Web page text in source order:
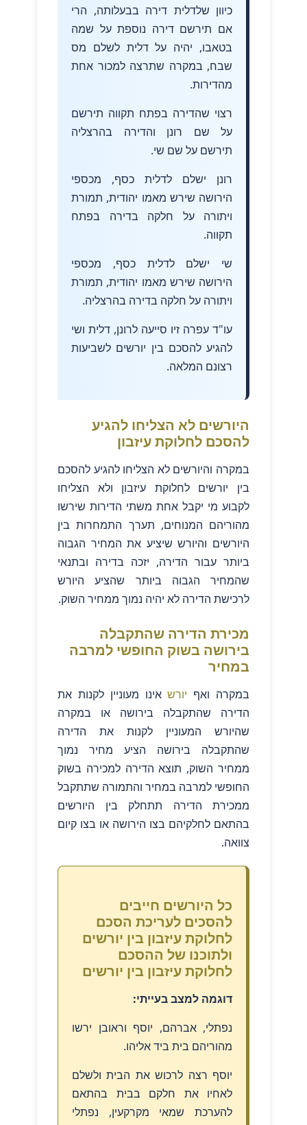
כיוון שלדלית דירה בבעלותה, הרי
אם תירשם דירה נוספת על שמה
בטאבו, יהיה על דלית לשלם מס
שבח, במקרה שתרצה למכור אחת
מהדירות.
רצוי שהדירה בפתח תקווה תירשם
על שם רונן והדירה בהרצליה
תירשם על שם שי.
רונן ישלם לדלית כסף, מכספי
הירושה שירש מאמו יהודית, תמורת
ויתורה על חלקה בדירה בפתח
תקווה.
שי ישלם לדלית כסף, מכספי
הירושה שירש מאמו יהודית, תמורת
ויתורה על חלקה בדירה בהרצליה.
עו"ד עפרה זיו סייעה לרונן, דלית ושי
להגיע להסכם בין יורשים לשביעות
רצונם המלאה.
היורשים לא הצליחו להגיע
להסכם לחלוקת עיזבון
במקרה והיורשים לא הצליחו להגיע להסכם
בין יורשים לחלוקת עיזבון ולא הצליחו
לקבוע מי יקבל אחת משתי הדירות שירשו
מהוריהם המנוחים, תערך התמחרות בין
היורשים והיורש שיציע את המחיר הגבוה
ביותר עבור הדירה, יזכה בדירה ובתנאי
שהמחיר הגבוה ביותר שהציע היורש
לרכישת הדירה לא יהיה נמוך ממחיר השוק.
מכירת הדירה שהתקבלה
בירושה בשוק החופשי למרבה
במחיר
במקרה ואף יורשאינו מעוניין לקנות את
הדירה שהתקבלה בירושה או במקרה
שהיורש המעוניין לקנות את הדירה
שהתקבלה בירושה הציע מחיר נמוך
ממחיר השוק, תוצא הדירה למכירה בשוק
החופשי למרבה במחיר והתמורה שתתקבל
ממכירת הדירה תתחלק בין היורשים
בהתאם לחלקיהם בצו הירושה או בצו קיום
כל היורשים חייבים
להסכים לעריכת הסכם
לחלוקת עיזבון בין יורשים
ולתוכנו של ההסכם
לחלוקת עיזבון בין יורשים
דוגמה למצב בעייתי:
נפתלי, אברהם, יוסף וראובן ירשו
מהוריהם בית ביד אליהו.
יוסף רצה לרכוש את הבית ולשלם
לאחיו את חלקם בבית בהתאם
להערכת שמאי מקרקעין, נפתלי